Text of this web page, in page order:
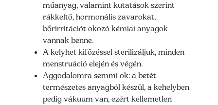
műanyag, valamint kutatások szerint
rákkeltő, hormonális zavarokat,
bőrirritációt okozó kémiai anyagok
vannak benne.
A kelyhet kifőzéssel sterilizáljuk, minden
menstruáció elején és végén.
Aggodalomra semmi ok: a betét
természetes anyagból készül, a kehelyben
pedig vákuum van, ezért kellemetlen